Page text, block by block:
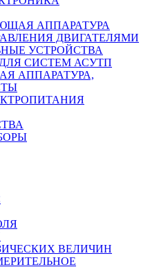
АППАРАТУРА
ДВИГАТЕЛЯМИ
УСТРОЙСТВА
СИСТЕМ АСУТП
АППАРАТУРА,
ВЕЛИЧИН